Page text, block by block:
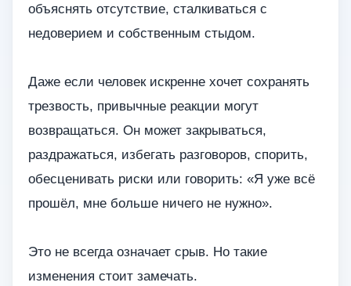
объяснять отсутствие, сталкиваться с
недоверием и собственным стыдом.
Даже если человек искренне хочет сохранять
трезвость, привычные реакции могут
возвращаться. Он может закрываться,
раздражаться, избегать разговоров, спорить,
обесценивать риски или говорить: «Я уже всё
прошёл, мне больше ничего не нужно».
Это не всегда означает срыв. Но такие
изменения стоит замечать.